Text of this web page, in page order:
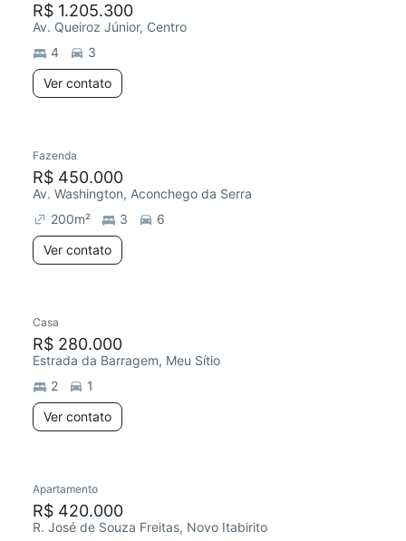
R$ 1.205.300
Av. Queiroz Júnior, Centro
4
3
Ver contato
Fazenda
R$ 450.000
Av. Washington, Aconchego da Serra
200m² 3
6
Ver contato
Casa
R$ 280.000
Estrada da Barragem, Meu Sítio
2
1
Ver contato
Chegou há 3 dias
Apartamento
R$ 420.000
R. José de Souza Freitas, Novo Itabirito